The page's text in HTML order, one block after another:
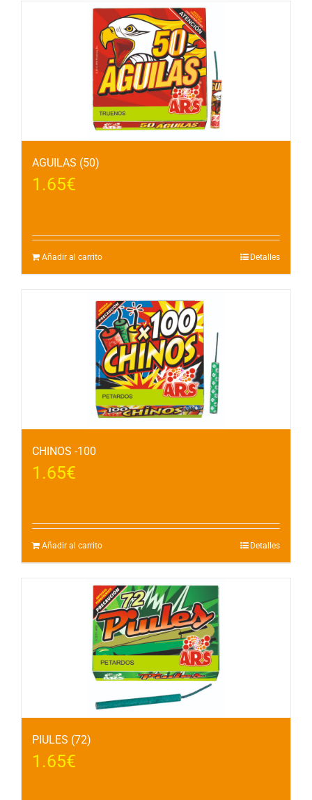
AGUILAS (50)
1.65€
Añadir al carrito Detalles
CHINOS -100
1.65€
Añadir al carrito Detalles
PIULES (72)
1.65€